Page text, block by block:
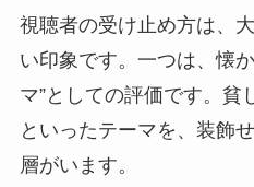
視聴者の受け止め方は、
い印象です。一つは、懐
マ”としての評価です。貧
といったテーマを、装飾
層がいます。